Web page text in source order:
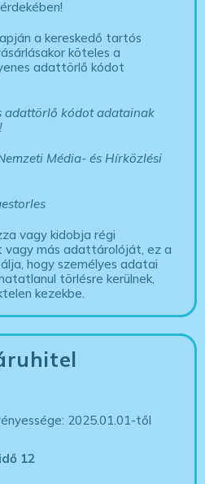
a kereskedő tartós
köteles a
adattörlő kódot
adattörlő kódot adatainak
Média- és Hírközlési
vagy kidobja régi
más adattárolóját, ez a
hogy személyes adatai
törlésre kerülnek,
kezekbe.
2025.01.01-től
12